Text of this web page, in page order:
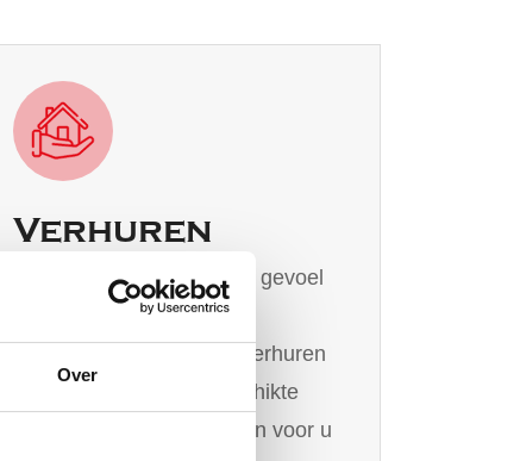
Over
Verhuren
Uw woning met een goed gevoel
aan een betrouwbare
(internationale) huurder verhuren
of op zoek naar een geschikte
huurwoning. Wij verzorgen voor u